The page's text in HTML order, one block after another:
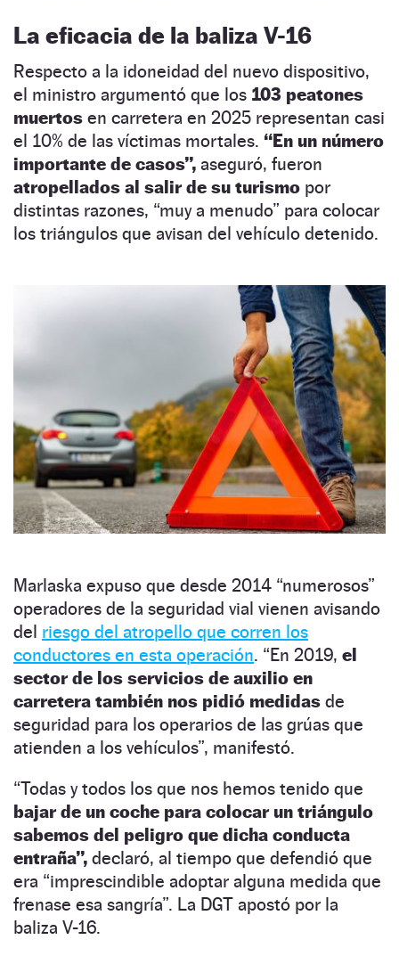
La eficacia de la baliza V-16
Respecto a la idoneidad del nuevo dispositivo,
el ministro argumentó que los 103 peatones
muertos en carretera en 2025 representan casi
el 10% de las víctimas mortales. “En un número
importante de casos”, aseguró, fueron
atropellados al salir de su turismo por
distintas razones, “muy a menudo” para colocar
los triángulos que avisan del vehículo detenido.
Marlaska expuso que desde 2014 “numerosos”
operadores de la seguridad vial vienen avisando
del riesgo del atropello que corren los
conductores en esta operación. “En 2019, el
sector de los servicios de auxilio en
carretera también nos pidió medidas de
seguridad para los operarios de las grúas que
atienden a los vehículos”, manifestó.
“Todas y todos los que nos hemos tenido que
bajar de un coche para colocar un triángulo
sabemos del peligro que dicha conducta
entraña”, declaró, al tiempo que defendió que
era “imprescindible adoptar alguna medida que
frenase esa sangría”. La DGT apostó por la
baliza V-16.